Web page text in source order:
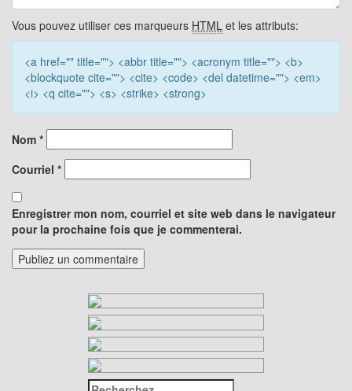
Vous pouvez utiliser ces marqueurs HTML et les attributs:
<a href="" title=""> <abbr title=""> <acronym title=""> <b>
<blockquote cite=""> <cite> <code> <del datetime=""> <em>
<i> <q cite=""> <s> <strike> <strong>
Nom *
Courriel *
Enregistrer mon nom, courriel et site web dans le navigateur
pour la prochaine fois que je commenterai.